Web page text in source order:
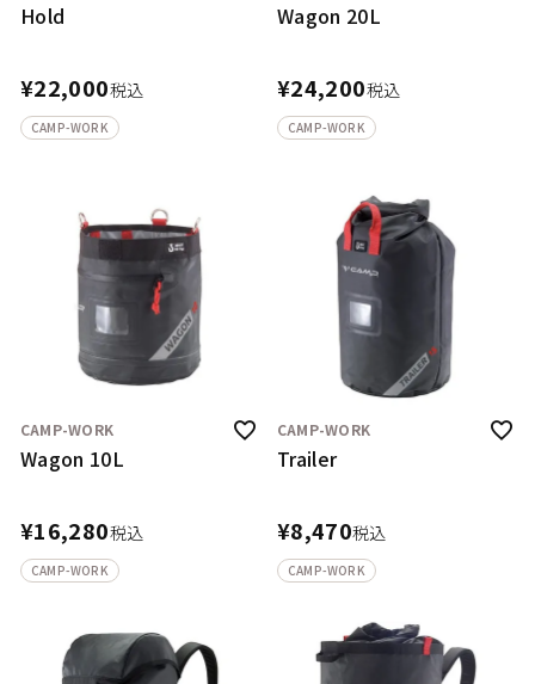
Hold
¥22,000税込
CAMP-WORK
Wagon 20L
¥24,200税込
CAMP-WORK
CAMP-WORK
Wagon 10L
¥16,280税込
CAMP-WORK
CAMP-WORK
Trailer
¥8,470税込
CAMP-WORK